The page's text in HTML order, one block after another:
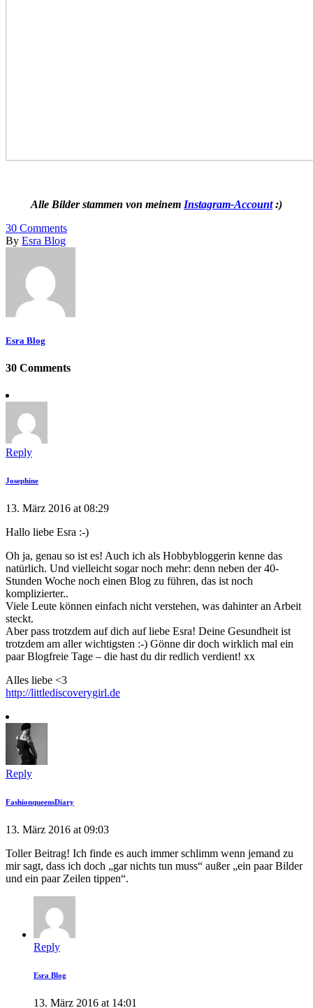
Alle Bilder stammen von meinem Instagram-Account:)
30 Comments
By Esra Blog
Esra Blog
30 Comments
Reply
Josephine
13. März 2016 at 08:29
Hallo liebe Esra :-)
Oh ja, genau so ist es! Auch ich als Hobbybloggerin kenne das
natürlich. Und vielleicht sogar noch mehr: denn neben der 40-
Stunden Woche noch einen Blog zu führen, das ist noch
komplizierter..
Viele Leute können einfach nicht verstehen, was dahinter an Arbeit
steckt.
Aber pass trotzdem auf dich auf liebe Esra! Deine Gesundheit ist
trotzdem am aller wichtigsten :-) Gönne dir doch wirklich mal ein
paar Blogfreie Tage – die hast du dir redlich verdient! xx
Alles liebe <3
http://littlediscoverygirl.de
Reply
FashionqueensDiary
13. März 2016 at 09:03
Toller Beitrag! Ich finde es auch immer schlimm wenn jemand zu
mir sagt, dass ich doch „gar nichts tun muss“ außer „ein paar Bilder
und ein paar Zeilen tippen“.
Reply
Esra Blog
13. März 2016 at 14:01